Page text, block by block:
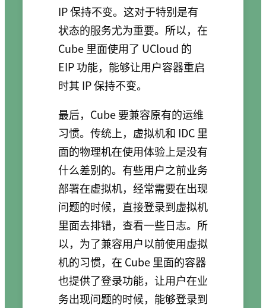
IP 保持不变。这对于特别是有
状态的服务尤为重要。所以，在
Cube 里面使用了 UCloud 的
EIP 功能，能够让用户容器重启
时其 IP 保持不变。
最后，Cube 要兼容原有的运维
习惯。传统上，虚拟机和 IDC 里
面的物理机在使用体验上是没有
什么差别的。有些用户之前业务
部署在虚拟机，经常需要在出现
问题的时候，直接登录到虚拟机
里面去排错，查看一些日志。所
以，为了兼容用户以前使用虚拟
机的习惯，在 Cube 里面的容器
也提供了登录功能，让用户在业
务出现问题的时候，能够登录到